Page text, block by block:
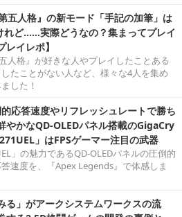
五人格』の新モード「手記の加筆」は
れど……実際どうなの？集まってプレイ
レイレポ】
人格』が好きな人やプレイしたことある
たことがない人など、様々な4人を集め
した！
応答速度やリフレッシュレートで勝ち
やかなQD-OLEDパネル搭載のGigaCry
」はFPSゲーマー注目の武器
」の魅力であるQD-OLEDパネルの圧倒的
速度を、『Apex Legends』で体感しま
る」がアークシステムワークスの流